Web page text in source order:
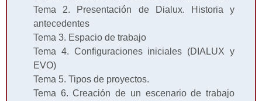
Tema 2. Presentación de Dialux. Historia y
antecedentes
Tema 3. Espacio de trabajo
Tema 4. Configuraciones iniciales (DIALUX y
EVO)
Tema 5. Tipos de proyectos.
Tema 6. Creación de un escenario de trabajo